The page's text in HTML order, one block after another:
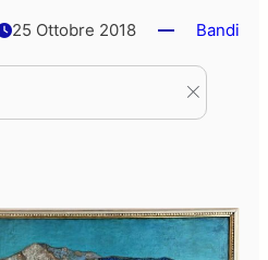
25 Ottobre 2018 Bandi